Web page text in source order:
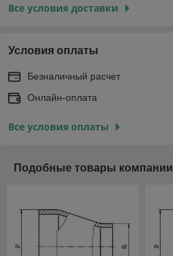
Все условия доставки
Условия оплаты
Безналичный расчет
Онлайн-оплата
Все условия оплаты
Подобные товары компании